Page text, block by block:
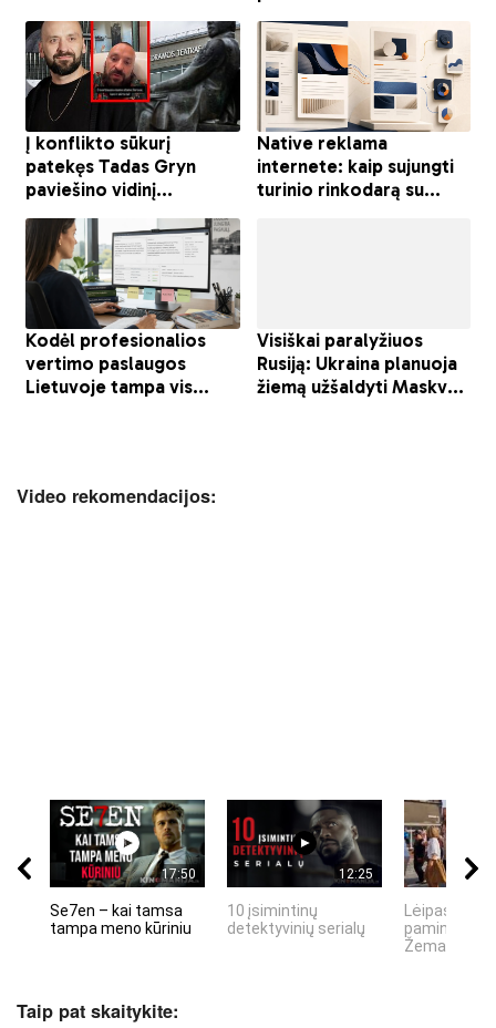
Video rekomendacijos:
17:50
Se7en – kai tamsa
tampa meno kūriniu
12:25
10 įsimintinų
detektyvinių serialų
Lėipas 13
paminiejuom
Žemaitiu
Taip pat skaitykite: